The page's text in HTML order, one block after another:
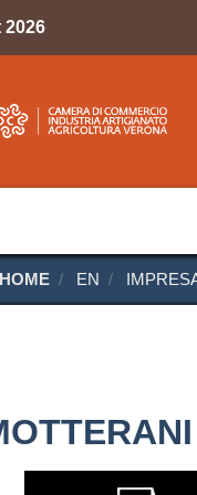
2026
HOME EN